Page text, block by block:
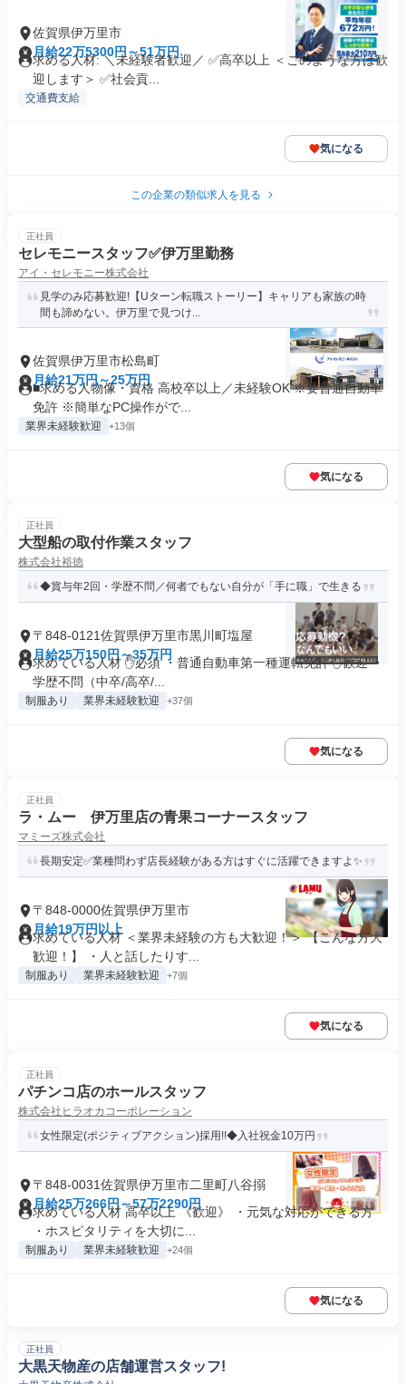
佐賀県伊万里市
月給22万5300円～51万円
求める人材: ＼未経験者歓迎／ ✅高卒以上 ＜このような方は歓
迎します＞ ✅社会貢...
交通費支給
気になる
この企業の類似求人を見る
正社員
セレモニースタッフ✅伊万里勤務
アイ・セレモニー株式会社
見学のみ応募歓迎!【Uターン転職ストーリー】キャリアも家族の時
間も諦めない。伊万里で見つけ...
佐賀県伊万里市松島町
月給21万円～25万円
■求める人物像・資格 高校卒以上／未経験OK ※要普通自動車
免許 ※簡単なPC操作がで...
業界未経験歓迎 +13個
気になる
正社員
大型船の取付作業スタッフ
株式会社裕徳
◆賞与年2回・学歴不問／何者でもない自分が「手に職」で生きる
〒848-0121佐賀県伊万里市黒川町塩屋
月給25万150円～35万円
求めている人材 ✋必須 ・普通自動車第一種運転免許 ✋歓迎 ・
学歴不問（中卒/高卒/...
制服あり 業界未経験歓迎 +37個
気になる
正社員
ラ・ムー 伊万里店の青果コーナースタッフ
マミーズ株式会社
長期安定✅業種問わず店長経験がある方はすぐに活躍できますよ✨
〒848-0000佐賀県伊万里市
月給19万円以上
求めている人材 ＜業界未経験の方も大歓迎！＞ 【こんな方大
歓迎！】 ・人と話したりす...
制服あり 業界未経験歓迎 +7個
気になる
正社員
パチンコ店のホールスタッフ
株式会社ヒラオカコーポレーション
女性限定(ポジティブアクション)採用!!◆入社祝金10万円
〒848-0031佐賀県伊万里市二里町八谷搦
月給25万266円～57万2290円
求めている人材 高卒以上 《歓迎》 ・元気な対応ができる方
・ホスピタリティを大切に...
制服あり 業界未経験歓迎 +24個
気になる
正社員
大黒天物産の店舗運営スタッフ!